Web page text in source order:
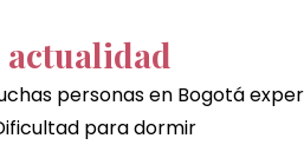
actualidad
personas en Bogotá
para dormir